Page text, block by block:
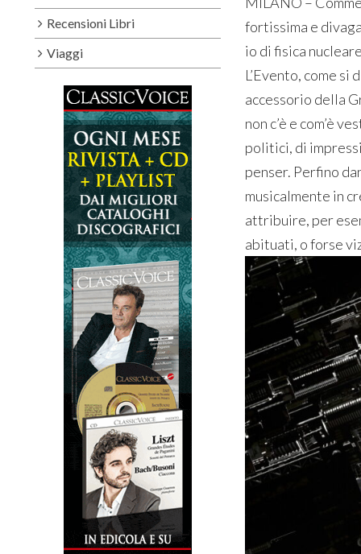
fortissima e
io di fisica
L’Evento, come
accessorio della
non c’è e com’è
politici, di
penser. Perfino
musicalmente in
attribuire, per
abituati, o forse
Recensioni Libri
Viaggi